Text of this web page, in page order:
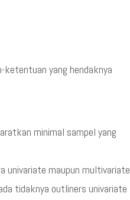
yang hendaknya
minimal sampel yang
univariate maupun multivariate
tidaknya outliners univariate